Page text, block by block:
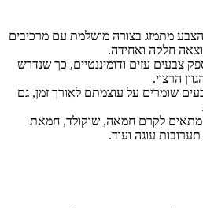
הצבע מתמזג בצורה מושלמת עם מרכיבים
חלקה ואחידה.
צבעים עזים ודומיננטיים, כך שנדרש
הרצוי.
שומרים על עוצמתם לאורך זמן, גם
מתאים לקרם חמאה, שוקולד, חמאת
עוגה ועוד.